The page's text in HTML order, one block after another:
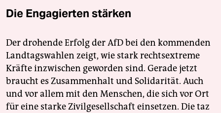
Die Engagierten stärken
Der drohende Erfolg der AfD bei den kommenden
Landtagswahlen zeigt, wie stark rechtsextreme
Kräfte inzwischen geworden sind. Gerade jetzt
braucht es Zusammenhalt und Solidarität. Auch
und vor allem mit den Menschen, die sich vor Ort
für eine starke Zivilgesellschaft einsetzen. Die taz